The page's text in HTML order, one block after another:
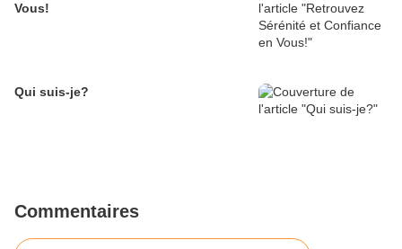
Vous!
Qui suis-je?
Commentaires